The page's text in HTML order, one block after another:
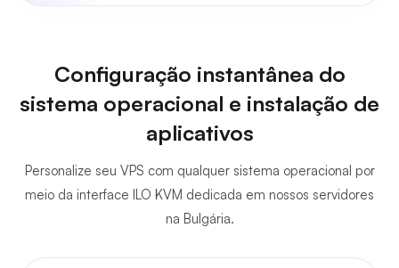
Configuração instantânea do
sistema operacional e instalação de
aplicativos
Personalize seu VPS com qualquer sistema operacional por
meio da interface ILO KVM dedicada em nossos servidores
na Bulgária.